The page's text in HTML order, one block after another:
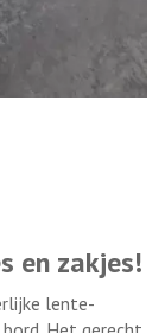
en zakjes!
lente-